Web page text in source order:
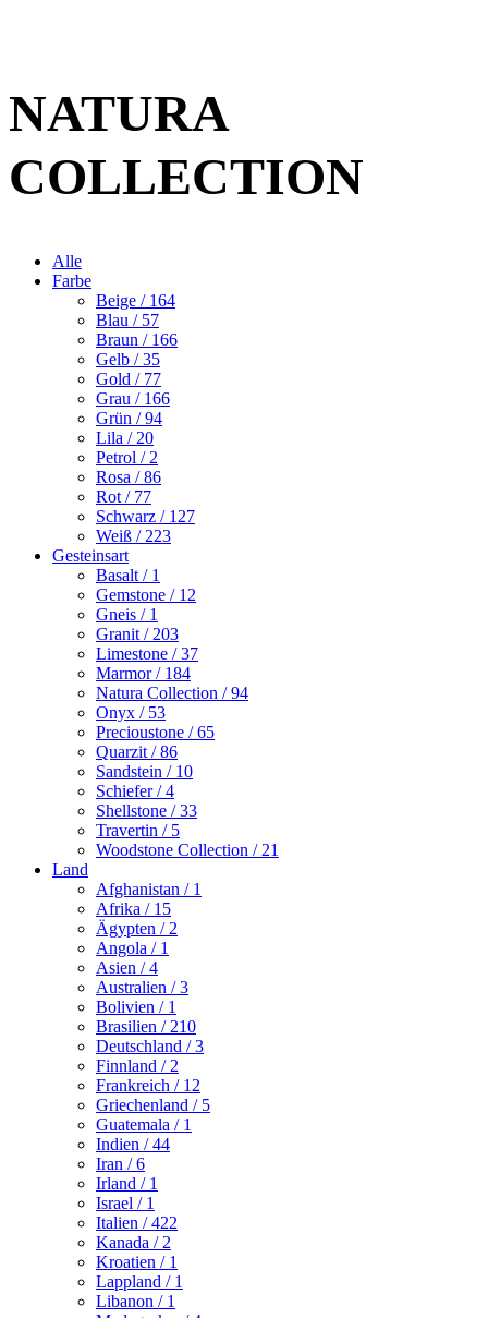
NATURA
COLLECTION
Alle
Farbe
Beige / 164
Blau / 57
Braun / 166
Gelb / 35
Gold / 77
Grau / 166
Grün / 94
Lila / 20
Petrol / 2
Rosa / 86
Rot / 77
Schwarz / 127
Weiß / 223
Gesteinsart
Basalt / 1
Gemstone / 12
Gneis / 1
Granit / 203
Limestone / 37
Marmor/ 184
Natura Collection / 94
Onyx / 53
Precioustone / 65
Quarzit / 86
Sandstein / 10
Schiefer/ 4
Shellstone / 33
Travertin / 5
Woodstone Collection / 21
Land
Afghanistan / 1
Afrika / 15
Ägypten / 2
Angola / 1
Asien / 4
Australien / 3
Bolivien / 1
Brasilien / 210
Deutschland / 3
Finnland / 2
Frankreich / 12
Griechenland / 5
Guatemala / 1
Indien / 44
Iran / 6
Irland / 1
Israel / 1
Italien / 422
Kanada / 2
Kroatien / 1
Lappland / 1
Libanon / 1